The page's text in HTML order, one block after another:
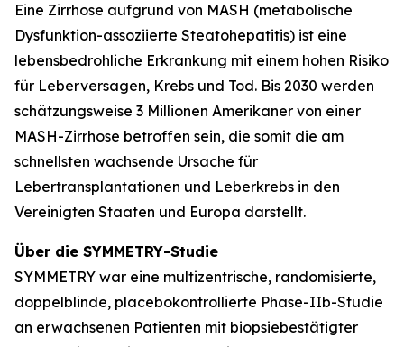
Eine Zirrhose aufgrund von MASH (metabolische
Dysfunktion-assoziierte Steatohepatitis) ist eine
lebensbedrohliche Erkrankung mit einem hohen Risiko
für Leberversagen, Krebs und Tod. Bis 2030 werden
schätzungsweise 3 Millionen Amerikaner von einer
MASH-Zirrhose betroffen sein, die somit die am
schnellsten wachsende Ursache für
Lebertransplantationen und Leberkrebs in den
Vereinigten Staaten und Europa darstellt.
Über die SYMMETRY-Studie
SYMMETRY war eine multizentrische, randomisierte,
doppelblinde, placebokontrollierte Phase-IIb-Studie
an erwachsenen Patienten mit biopsiebestätigter